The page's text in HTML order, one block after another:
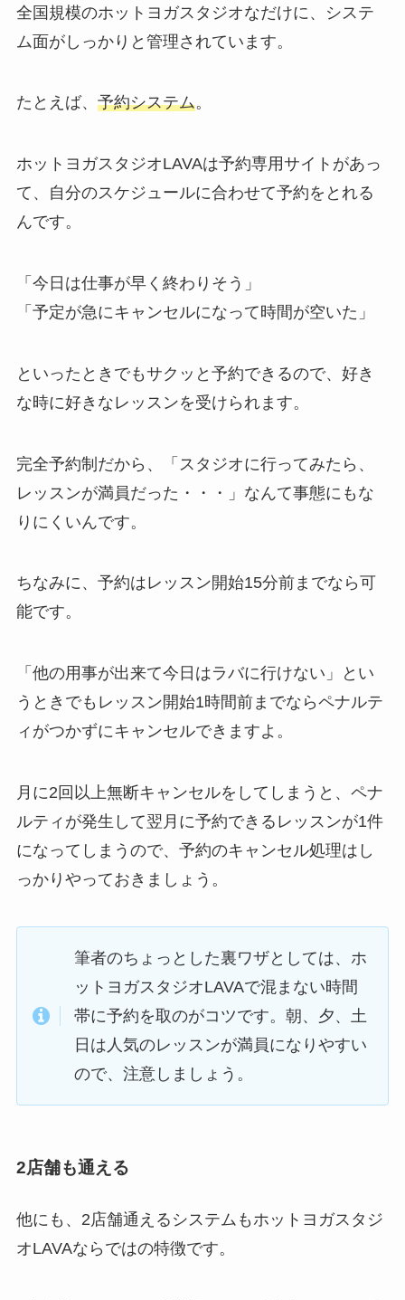
全国規模のホットヨガスタジオなだけに、システ
ム面がしっかりと管理されています。
たとえば、 予約システム。
ホットヨガスタジオLAVAは予約専用サイトがあっ
て、自分のスケジュールに合わせて予約をとれる
んです。
「今日は仕事が早く終わりそう」
「予定が急にキャンセルになって時間が空いた」
といったときでもサクッと予約できるので、好き
な時に好きなレッスンを受けられます。
完全予約制だから、
「スタジオに行ってみたら、
レッスンが満員だった・・・」 なんて事態にもな
りにくいんです。
ちなみに、予約はレッスン開始15分前までなら可
能です。
「他の用事が出来て今日はラバに行けない」
とい
うときでもレッスン開始1時間前までならペナルテ
ィがつかずにキャンセルできますよ。
月に2回以上無断キャンセルをしてしまうと、ペナ
ルティが発生して翌月に予約できるレッスンが1件
になってしまうので、予約のキャンセル処理はし
っかりやっておきましょう。
筆者のちょっとした裏ワザとしては、ホ
ットヨガスタジオLAVAで混まない時間
帯に予約を取のがコツです。朝、夕、土
日は人気のレッスンが満員になりやすい
ので、注意しましょう。
2店舗も通える
他にも、2店舗通えるシステムもホットヨガスタジ
オLAVAならではの特徴です。